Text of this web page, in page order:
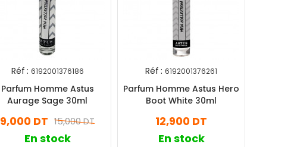
Réf : 6192001376186
Parfum Homme Astus
Aurage Sage 30ml
15,000 DT
9,000 DT
En stock
Réf : 6192001376261
Parfum Homme Astus Hero
Boot White 30ml
12,900 DT
En stock